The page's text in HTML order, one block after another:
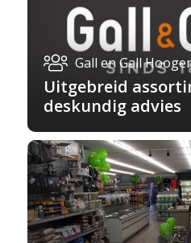
Gall en Gall
Uitgebreid
deskundig advies